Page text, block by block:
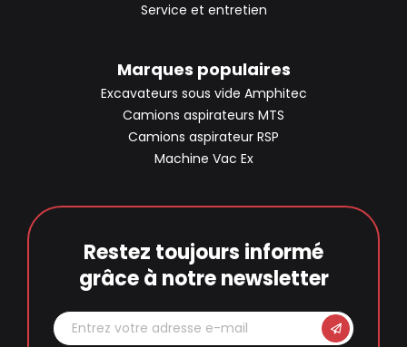
Service et entretien
Marques populaires
Excavateurs sous vide Amphitec
Camions aspirateurs MTS
Camions aspirateur RSP
Machine Vac Ex
Restez toujours informé
grâce à notre newsletter